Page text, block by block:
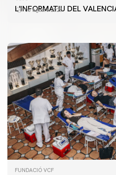
L'INFORMATIU DEL
06 agosto 2026
ENTRENAMIENTO DEL
FUNDACIÓ VCF